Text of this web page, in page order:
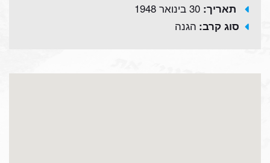
תאריך: 30 בינואר 1948
סוג קרב: הגנה